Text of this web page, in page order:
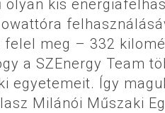
olyan kis
meg – 332
a SZEnergy Team
egyetemeit. Így
Milánói Műszaki